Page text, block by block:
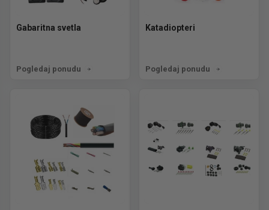
Gabaritna svetla
Pogledaj ponudu
Katadiopteri
Pogledaj ponudu